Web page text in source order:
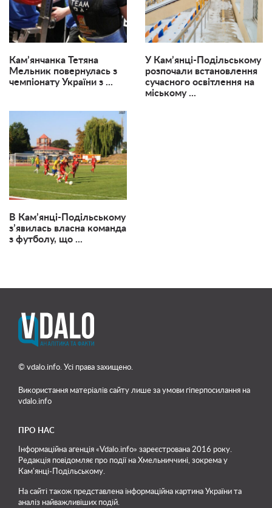
Кам’янчанка Тетяна
Мельник повернулась з
чемпіонату України з ...
У Кам’янці-Подільському
розпочали встановлення
сучасного освітлення на
міському ...
В Кам’янці-Подільському
з’явилась власна команда
з футболу, що ...
© vdalo.info. Усі права захищено.
Використання матеріалів сайту лише за умови гіперпосилання на
vdalo.info
ПРО НАС
Інформаційна агенція «Vdalo.info» зареєстрована 2016 року.
Редакція повідомляє про події на Хмельниччині, зокрема у
Кам'янці-Подільському.
На сайті також представлена інформаційна картина України та
аналіз найважливіших подій.